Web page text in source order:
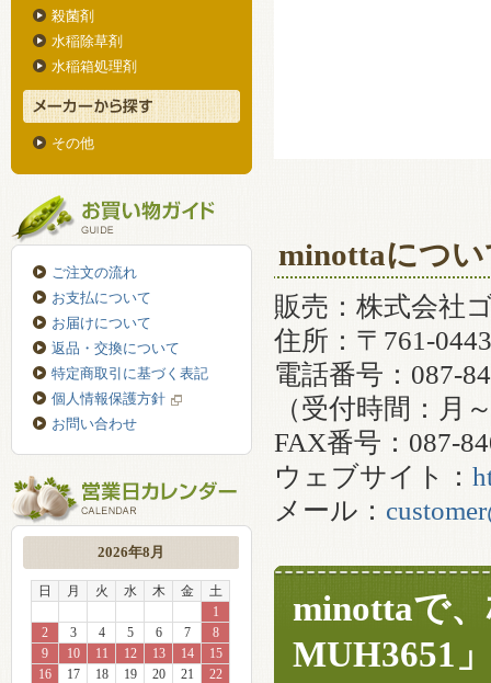
殺菌剤
水稲除草剤
水稲箱処理剤
その他
ご注文の流れ
お支払について
お届けについて
返品・交換について
特定商取引に基づく表記
個人情報保護方針
お問い合わせ
2026年8月
日 月 火 水 木 金
土
1
2
3 4 5 6 7
8
9
10 11 12 13 14
15
16
17 18 19 20 21
22
minottaにつ
販売：株式会社
住所：〒761-
電話番号：087-
（受付時間：
FAX番号：087-
ウェブサイト：
メール：
minottaで
MUH3651